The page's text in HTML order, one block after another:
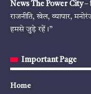
News The Power City–
राजनीति, खेल, व्यापार,
हमसे जुड़े रहें।”
Important Page
Home